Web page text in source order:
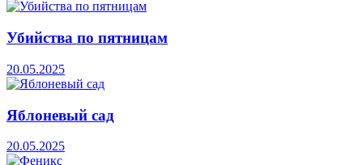
Убийства по пятницам
20.05.2025
Яблоневый сад
20.05.2025